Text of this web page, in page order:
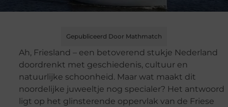
Gepubliceerd Door Mathmatch
Ah, Friesland – een betoverend stukje Nederland
doordrenkt met geschiedenis, cultuur en
natuurlijke schoonheid. Maar wat maakt dit
noordelijke juweeltje nog specialer? Het antwoord
ligt op het glinsterende oppervlak van de Friese